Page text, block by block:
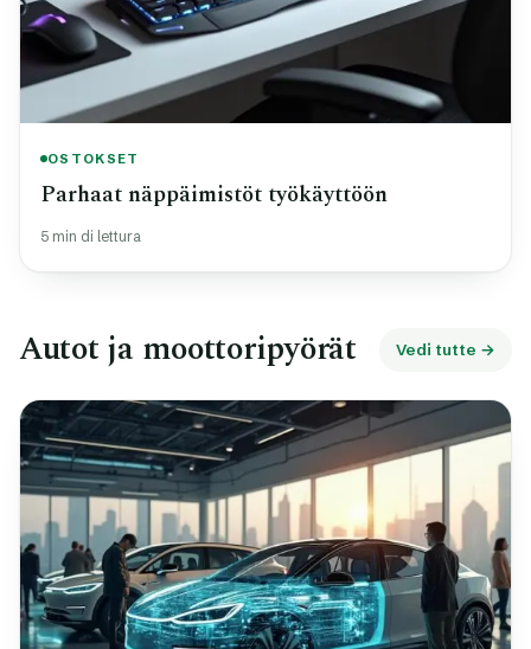
OSTOKSET
Parhaat näppäimistöt työkäyttöön
5 min di lettura
Autot ja moottoripyörät Vedi tutte →